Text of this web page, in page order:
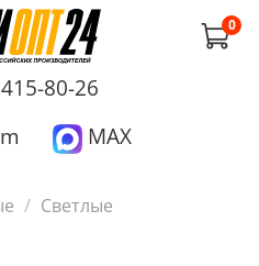
0
80-26
MAX
Светлые